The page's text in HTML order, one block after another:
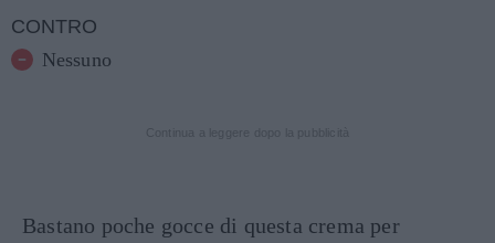
CONTRO
Nessuno
Bastano poche gocce di questa crema per